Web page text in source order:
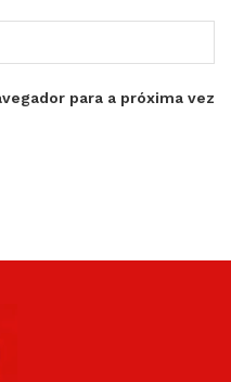
para a próxima vez